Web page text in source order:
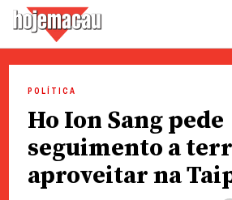
content
POLÍTICA
Ho Ion Sang pede
seguimento a
aproveitar na